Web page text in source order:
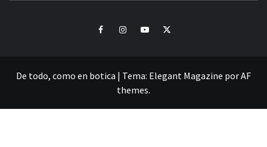
FacebookInstagramYoutubeTwitter
De todo, como en botica | Tema: Elegant Magazine porAF
themes.